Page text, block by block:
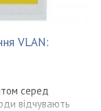
VLAN:
серед
відчувають